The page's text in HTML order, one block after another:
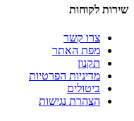
שירות לקוחות
צרו קשר
מפת האתר
תקנון
מדיניות הפרטיות
ביטולים
הצהרת נגישות